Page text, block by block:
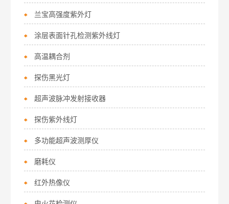
兰宝高强度紫外灯
涂层表面针孔检测紫外线灯
高温耦合剂
探伤黑光灯
超声波脉冲发射接收器
探伤紫外线灯
多功能超声波测厚仪
磨耗仪
红外热像仪